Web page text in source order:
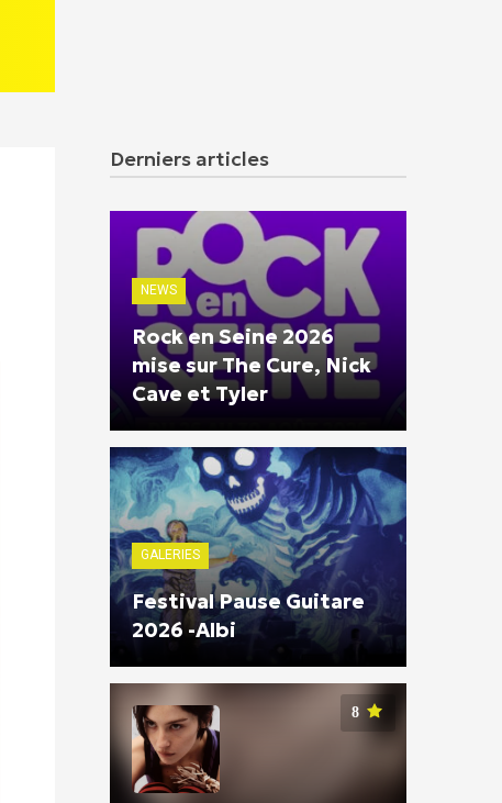
Derniers articles
NEWS
Rock en Seine 2026
mise sur The Cure, Nick
Cave et Tyler
GALERIES
Festival Pause Guitare
2026 -Albi
8